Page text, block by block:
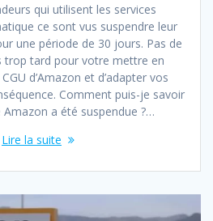
qui utilisent les services
ce sont vus suspendre leur
une période de 30 jours. Pas de
trop tard pour votre mettre en
d’Amazon et d’adapter vos
Comment puis-je savoir
a été suspendue ?…
Lire la suite